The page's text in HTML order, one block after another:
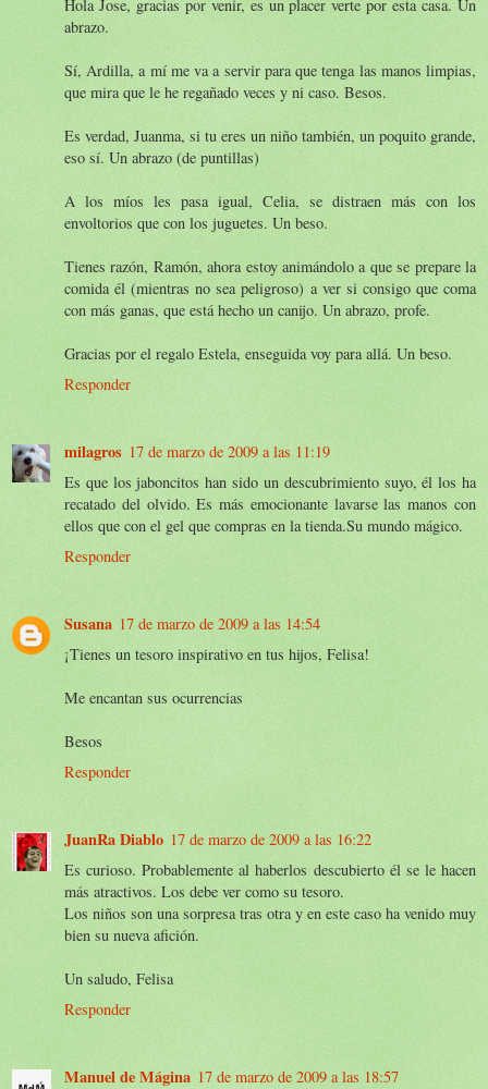
Hola Jose, gracias por venir, es un placer verte por esta casa. Un
abrazo.
Sí, Ardilla, a mí me va a servir para que tenga las manos limpias,
que mira que le he regañado veces y ni caso. Besos.
Es verdad, Juanma, si tu eres un niño también, un poquito grande,
eso sí. Un abrazo (de puntillas)
A los míos les pasa igual, Celia, se distraen más con los
envoltorios que con los juguetes. Un beso.
Tienes razón, Ramón, ahora estoy animándolo a que se prepare la
comida él (mientras no sea peligroso) a ver si consigo que coma
con más ganas, que está hecho un canijo. Un abrazo, profe.
Gracias por el regalo Estela, enseguida voy para allá. Un beso.
Responder
milagros 17 de marzo de 2009 a las 11:19
Es que los jaboncitos han sido un descubrimiento suyo, él los ha
recatado del olvido. Es más emocionante lavarse las manos con
ellos que con el gel que compras en la tienda.Su mundo mágico.
Responder
Susana 17 de marzo de 2009 a las 14:54
¡Tienes un tesoro inspirativo en tus hijos, Felisa!
Me encantan sus ocurrencias
Besos
Responder
JuanRa Diablo 17 de marzo de 2009 a las 16:22
Es curioso. Probablemente al haberlos descubierto él se le hacen
más atractivos. Los debe ver como su tesoro.
Los niños son una sorpresa tras otra y en este caso ha venido muy
bien su nueva afición.
Un saludo, Felisa
Responder
Manuel de Mágina 17 de marzo de 2009 a las 18:57